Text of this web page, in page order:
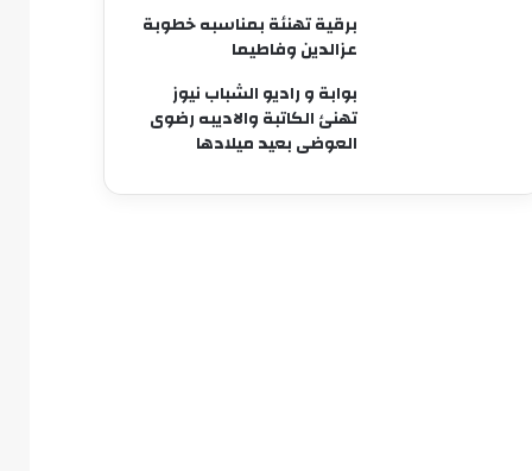
برقية تهنئة بمناسبه خطوبة
عزالدين وفاطيما
بوابة و راديو الشباب نيوز
تهنئ الكاتبة والاديبه رضوى
العوضى بعيد ميلادها